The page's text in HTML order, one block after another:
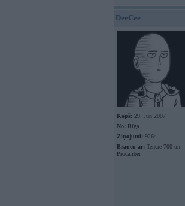
DeeCee
Kopš: 29. Jun 2007
No: Rīga
Ziņojumi: 9264
Braucu ar: Tenere 700 un
Procaliber